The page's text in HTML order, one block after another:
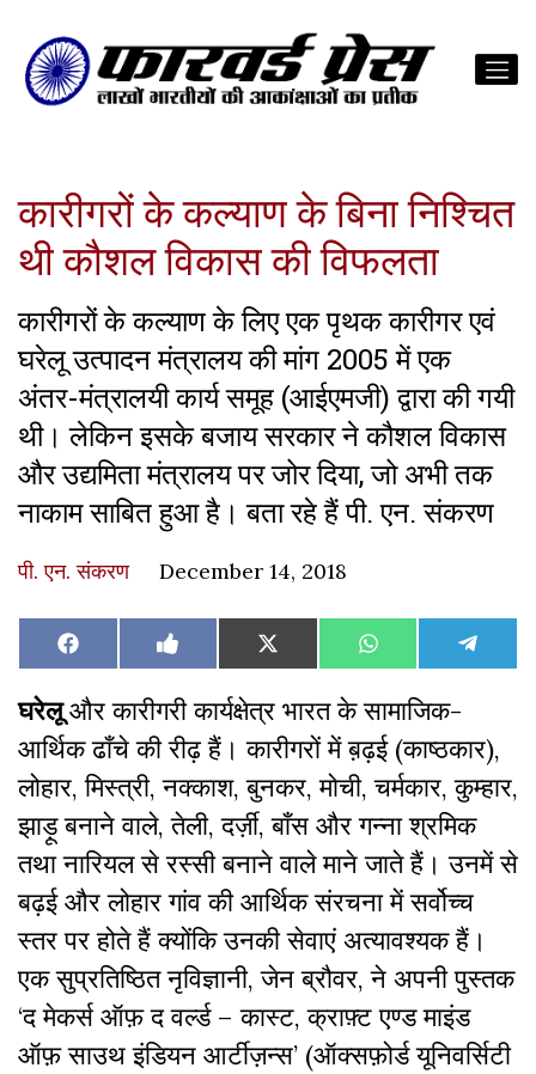
कारीगरों के कल्याण के बिना निश्चित
थी कौशल विकास की विफलता
कारीगरों के कल्याण के लिए एक पृथक कारीगर एवं
घरेलू उत्पादन मंत्रालय की मांग 2005 में एक
अंतर-मंत्रालयी कार्य समूह (आईएमजी) द्वारा की गयी
थी। लेकिन इसके बजाय सरकार ने कौशल विकास
और उद्यमिता मंत्रालय पर जोर दिया, जो अभी तक
नाकाम साबित हुआ है। बता रहे हैं पी. एन. संकरण
पी. एन. संकरण December 14, 2018
Share
on
Facebook Share
on
Like
on
Facebook
Share
on
X
(Twitter)
Share
on
WhatsAppShare
on
घरेलूऔर कारीगरी कार्यक्षेत्र भारत के सामाजिक-
आर्थिक ढाँचे की रीढ़ हैं। कारीगरों में ब़ढ़ई (काष्ठकार),
लोहार, मिस्त्री, नक्काश, बुनकर, मोची, चर्मकार, कुम्हार,
झाड़ू बनाने वाले, तेली, दर्ज़ी, बाँस और गन्ना श्रमिक
तथा नारियल से रस्सी बनाने वाले माने जाते हैं। उनमें से
बढ़ई और लोहार गांव की आर्थिक संरचना में सर्वोच्च
स्तर पर होते हैं क्योंकि उनकी सेवाएं अत्यावश्यक हैं।
एक सुप्रतिष्ठित नृविज्ञानी, जेन ब्रौवर, ने अपनी पुस्तक
‘द मेकर्स ऑफ़ द वर्ल्ड – कास्ट, क्राफ़्ट एण्ड माइंड
ऑफ़ साउथ इंडियन आर्टीज़न्स’ (ऑक्सफ़ोर्ड यूनिवर्सिटी